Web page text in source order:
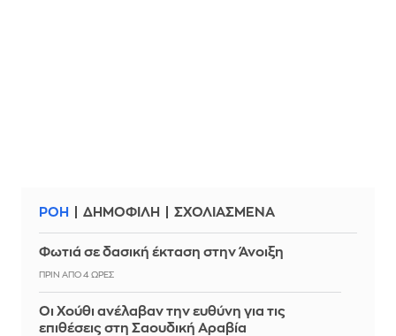
ΡΟΗ ΔΗΜΟΦΙΛΗ ΣΧΟΛΙΑΣΜΕΝΑ
Φωτιά σε δασική έκταση στην Άνοιξη
ΠΡΙΝ ΑΠΌ 4 ΏΡΕΣ
Οι Χούθι ανέλαβαν την ευθύνη για τις
επιθέσεις στη Σαουδική Αραβία